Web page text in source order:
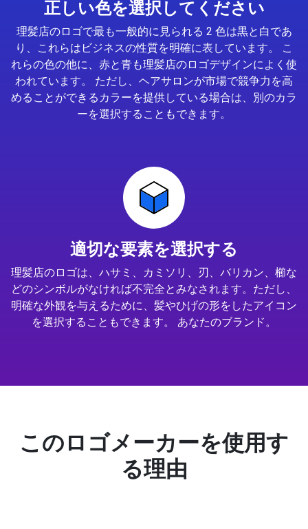
正しい色を選択してください
理髪店のロゴで最も一般的に見られる 2 色は黒と白であ
り、これらはビジネスの性質を明確に表しています。 こ
れらの色の他に、赤と青も理髪店のロゴデザインによく使
われています。 ただし、ヘアサロンが市場で競争力を高
めることができるカラーを提供している場合は、別のカラ
ーを選択することもできます。
適切な要素を選択する
理髪店のロゴは、ハサミ、カミソリ、刃、バリカン、櫛な
どのシンボルがなければ不完全とみなされます。ただし、
明確な外観を与えるために、髪やひげの形をしたアイコン
を選択することもできます。 あなたのブランド。
このロゴメーカーを使用す
る理由